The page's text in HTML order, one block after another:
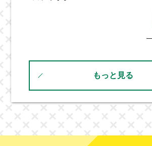
もっと見る